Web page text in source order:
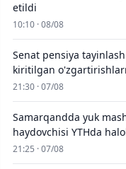
etildi
10:10 · 08/08
Senat pensiya
kiritilgan
21:30 · 07/08
Samarqandda yuk
haydovchisi YTHda
21:25 · 07/08